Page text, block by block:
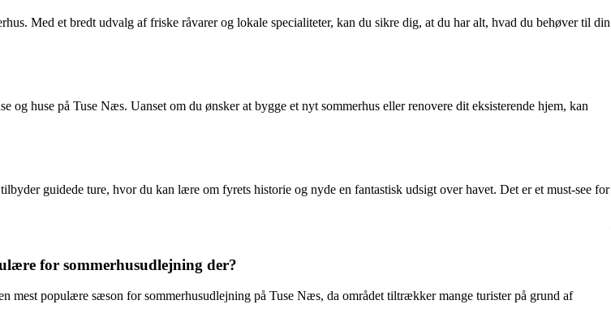
Med et bredt udvalg af friske råvarer og lokale specialiteter, kan du sikre dig, at du har alt, hvad du behøver til din
huse på Tuse Næs. Uanset om du ønsker at bygge et nyt sommerhus eller renovere dit eksisterende hjem, kan
guidede ture, hvor du kan lære om fyrets historie og nyde en fantastisk udsigt over havet. Det er et must-see for
for sommerhusudlejning der?
mest populære sæson for sommerhusudlejning på Tuse Næs, da området tiltrækker mange turister på grund af